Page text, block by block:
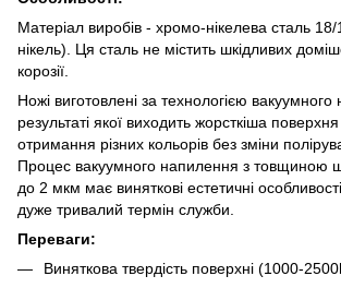
Матеріал виробів - хромо-нікелева сталь
нікель). Ця сталь не містить шкідливих
корозії.
Ножі виготовлені за технологією
результаті якої виходить жорсткіша
отримання різних кольорів без зміни
Процес вакуумного напилення з товщиною
до 2 мкм має виняткові естетичні
дуже тривалий термін служби.
Переваги:
Виняткова твердість поверхні (1000-